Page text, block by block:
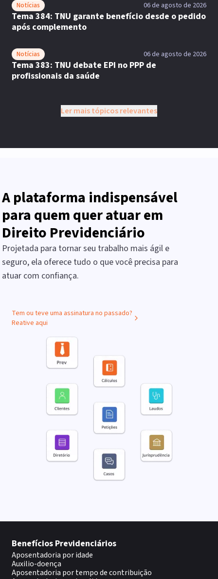
Notícias 06 de agosto de 2026
Tema 384: TNU garante benefício desde o pedido
após complemento
Notícias 06 de agosto de 2026
Tema 383: TNU debate EPI no PPP de
profissionais da saúde
Ler mais tópicos relevantes
A plataforma indispensável
para quem quer atuar em
Direito Previdenciário
Projetada para tornar seu trabalho mais ágil e
seguro, ela oferece tudo o que você precisa para
atuar com confiança.
Tem ou teve uma assinatura no passado?
Reative aqui
Benefícios Previdenciários
Aposentadoria por idade
Auxilio-doença
Aposentadoria por tempo de contribuição